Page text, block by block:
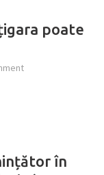
poate
în